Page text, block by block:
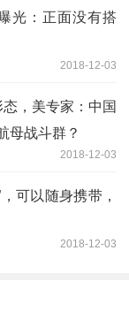
光：正面没有搭
2018-12-03
，美专家：中国
母战斗群？
2018-12-03
可以随身携带，
2018-12-03